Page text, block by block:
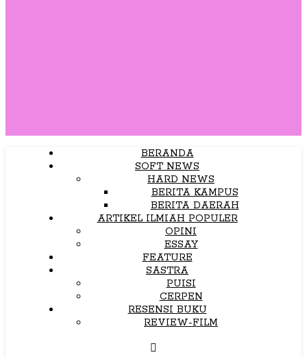
BERANDA
SOFT NEWS
HARD NEWS
BERITA KAMPUS
BERITA DAERAH
ARTIKEL ILMIAH POPULER
OPINI
ESSAY
FEATURE
SASTRA
PUISI
CERPEN
RESENSI BUKU
REVIEW-FILM